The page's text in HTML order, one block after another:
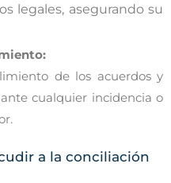
legales, asegurando su
de los acuerdos y
cualquier incidencia o
a la conciliación